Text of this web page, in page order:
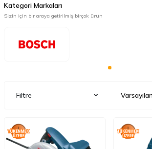
Kategori Markaları
Sizin için bir araya getirilmiş birçok ürün
Filtre